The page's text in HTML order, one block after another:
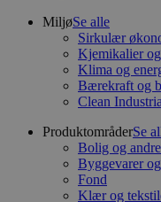
MiljøSe alle
Sirkulær
Kjemikalier
Klima og
Bærekraft og
Clean
ProduktområderSe
Bolig og
Byggevarer
Fond
Klær og